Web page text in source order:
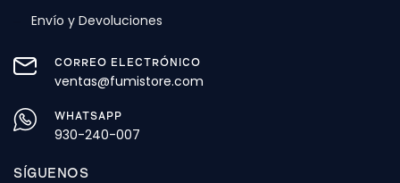
Envío y Devoluciones
CORREO ELECTRÓNICO
ventas@fumistore.com
WHATSAPP
930-240-007
SÍGUENOS